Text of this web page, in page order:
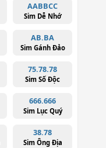
AABBCC
Sim Dễ Nhớ
AB.BA
Sim Gánh Đảo
75.78.78
Sim Số Độc
666.666
Sim Lục Quý
38.78
Sim Ông Địa